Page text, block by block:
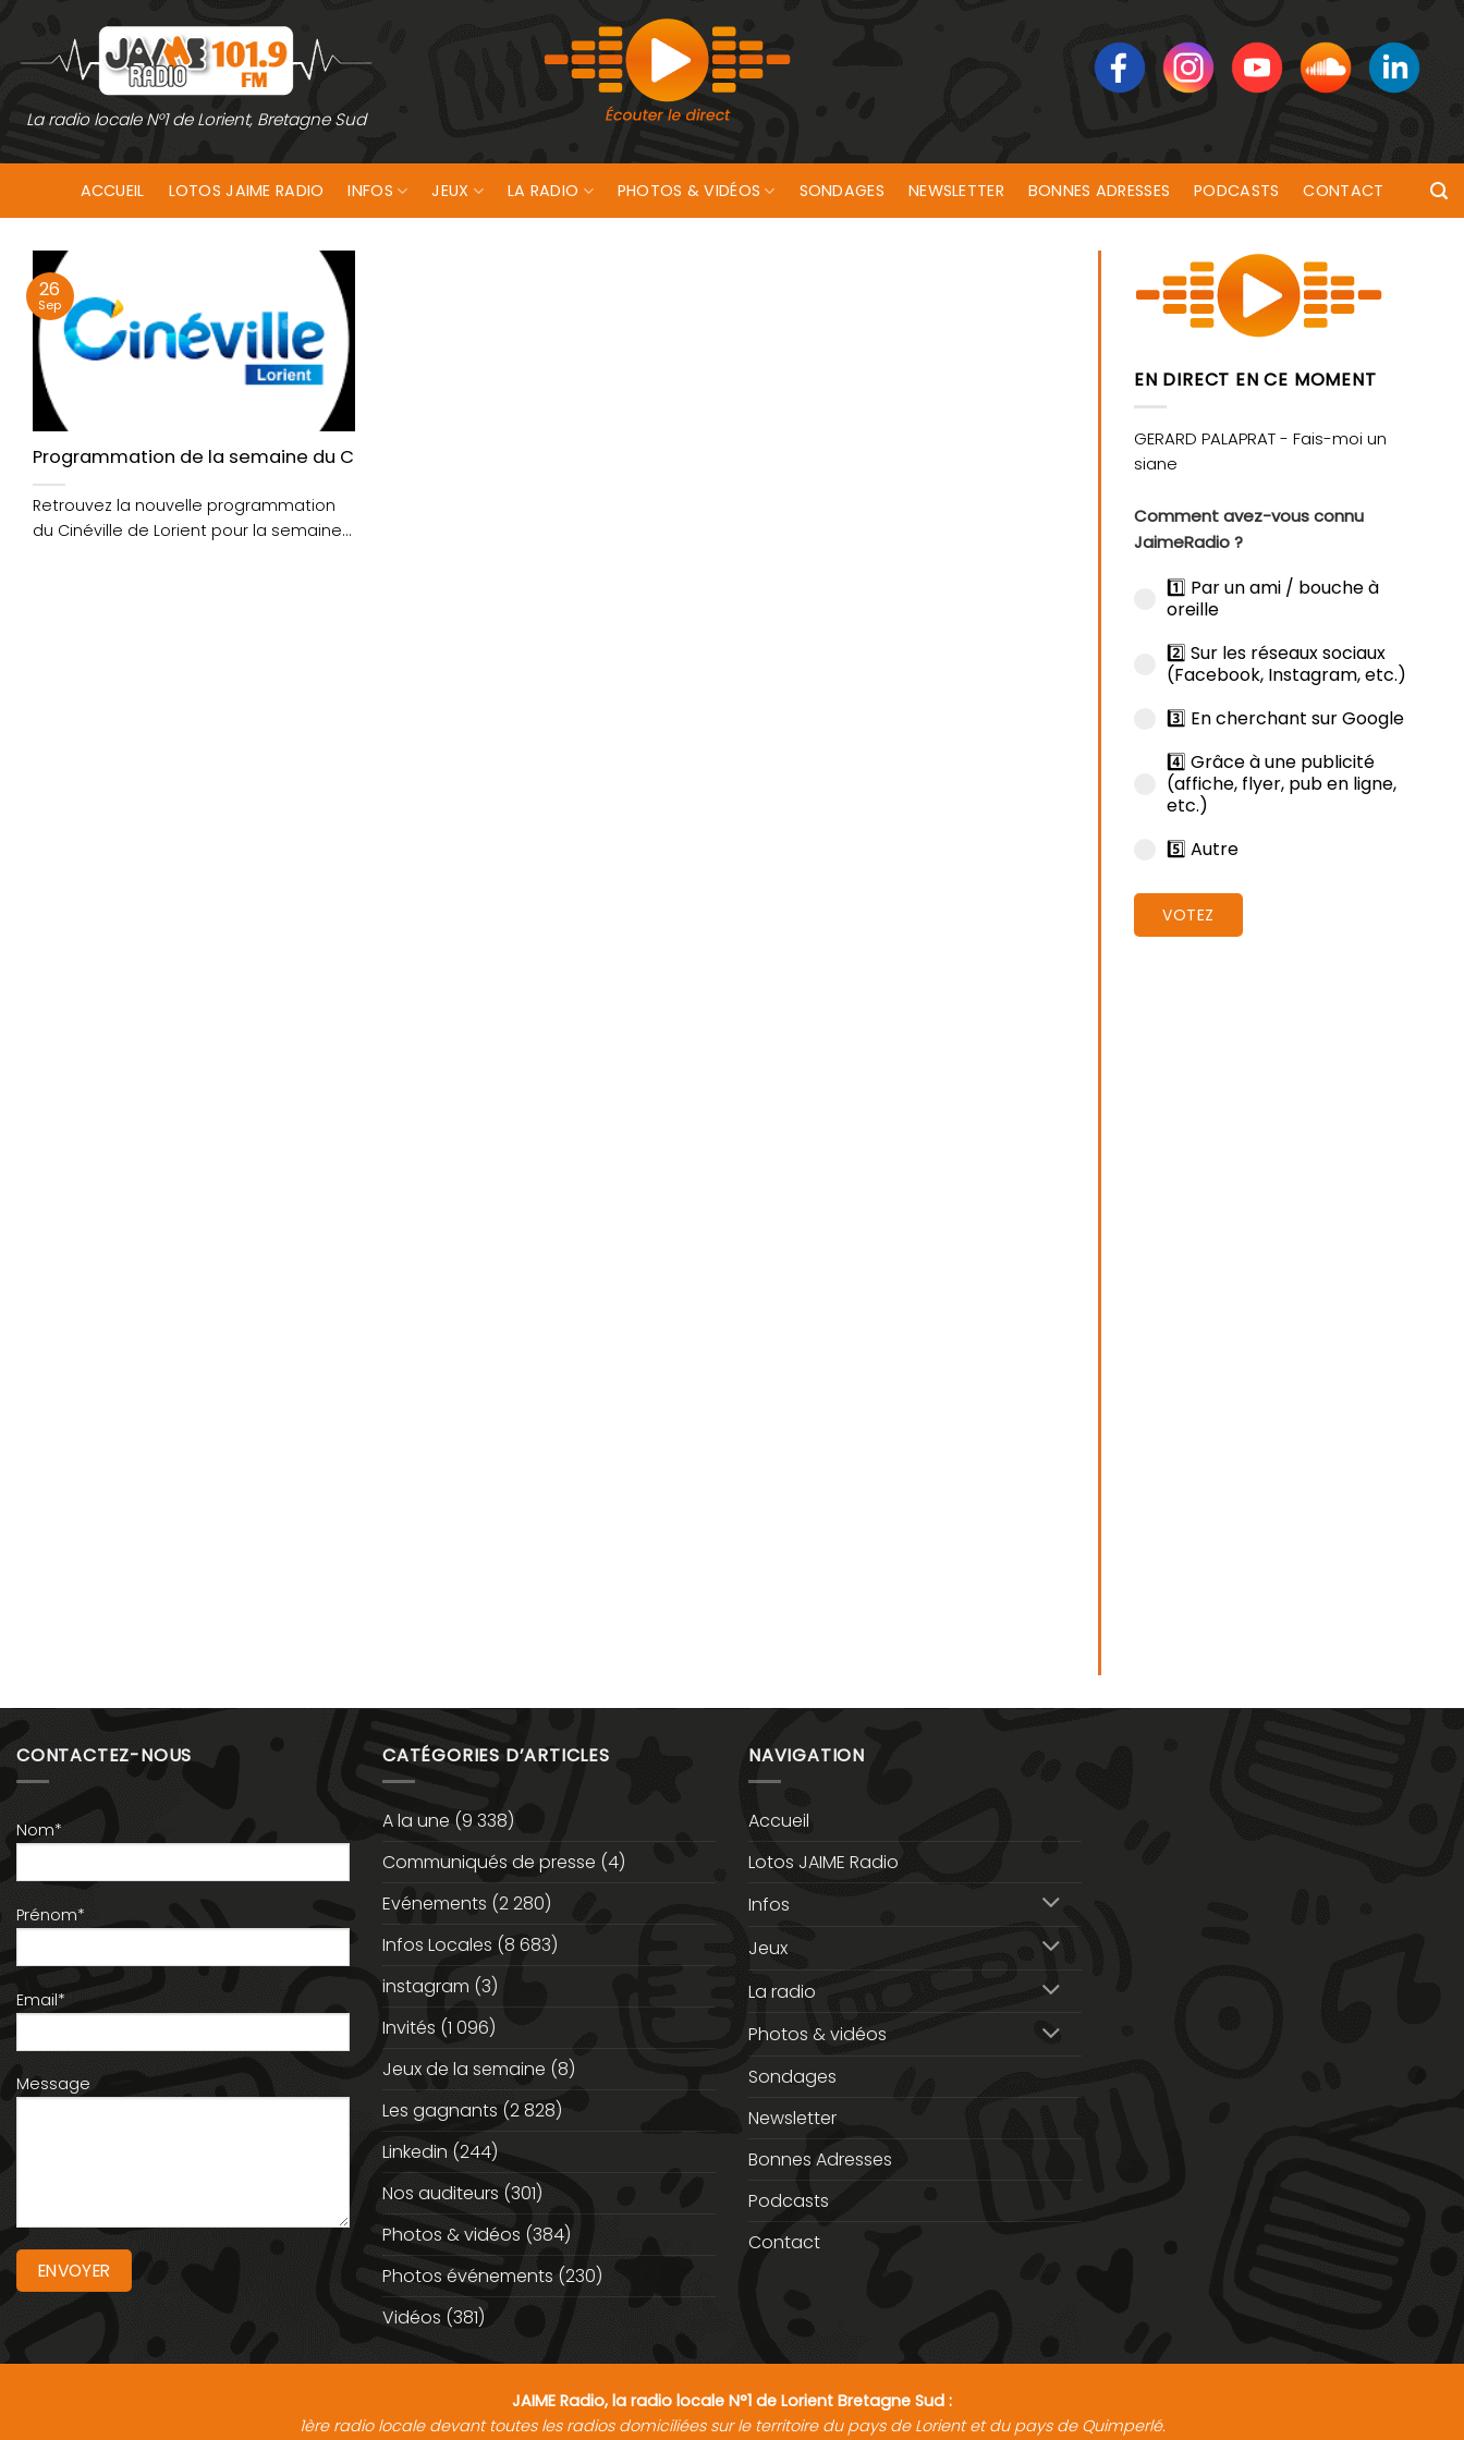
contenu
La radio locale N°1 de Lorient, Bretagne Sud
ACCUEIL LOTOS JAIME RADIO INFOS JEUX LA RADIO PHOTOS & VIDÉOS SONDAGES NEWSLETTER BONNES ADRESSES PODCASTS CONTACT
Programmation de la semaine du Cinéville de Lorient
Retrouvez la nouvelle programmation
du Cinéville de Lorient pour la semaine
26
Sep
EN DIRECT EN CE MOMENT
Comment avez-vous connu
JaimeRadio ?
1️⃣ Par un ami / bouche à
oreille
2️⃣ Sur les réseaux sociaux
(Facebook, Instagram, etc.)
3️⃣ En cherchant sur Google
4️⃣ Grâce à une publicité
(affiche, flyer, pub en ligne,
etc.)
5️⃣ Autre
VOTEZ
CONTACTEZ-NOUS
Nom*
Prénom*
Email*
Message
CATÉGORIES D’ARTICLES
A la une (9 338)
Communiqués de presse (4)
Evénements (2 280)
Infos Locales (8 683)
instagram (3)
Invités (1 096)
Jeux de la semaine (8)
Les gagnants (2 828)
Linkedin (244)
Nos auditeurs (301)
Photos & vidéos (384)
Photos événements (230)
Vidéos (381)
NAVIGATION
Accueil
Lotos JAIME Radio
Infos
Jeux
La radio
Photos & vidéos
Sondages
Newsletter
Bonnes Adresses
Podcasts
Contact
JAIME Radio, la radio locale N°1 de Lorient Bretagne Sud :
1ère radio locale devant toutes les radios domiciliées sur le territoire du pays de Lorient et du pays de Quimperlé.